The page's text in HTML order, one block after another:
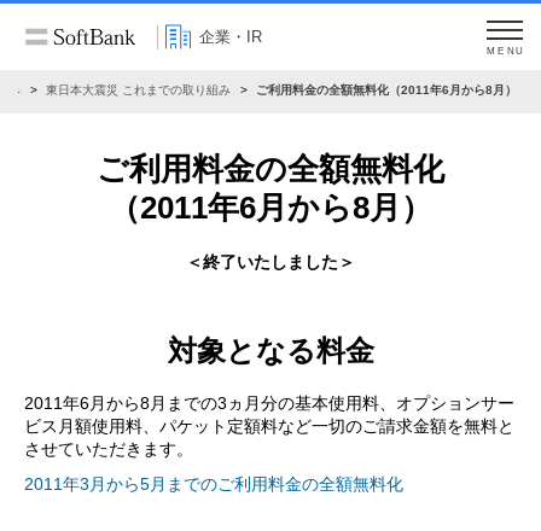
企業・IR
MENU
み 東日本大震災 これまでの取り組み ご利用料金の全額無料化（2011年6月から8月）
ご利用料金の全額無料化
（2011年6月から8月）
＜終了いたしました＞
対象となる料金
2011年6月から8月までの3ヵ月分の基本使用料、オプションサー
ビス月額使用料、パケット定額料など一切のご請求金額を無料と
させていただきます。
2011年3月から5月までのご利用料金の全額無料化